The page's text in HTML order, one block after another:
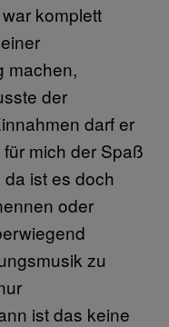
komplett
machen,
der
darf er
mich der Spaß
ist es doch
oder
zu
ist das keine